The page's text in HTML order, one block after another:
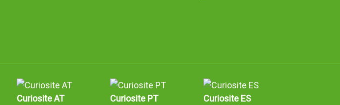
Curiosite AT Curiosite PT Curiosite ES